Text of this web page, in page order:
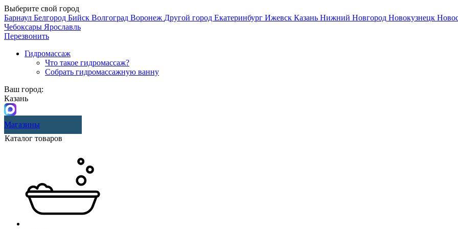
Выберите свой город
Барнаул Белгород Бийск Волгоград Воронеж Другой город Екатеринбург Ижевск Казань Нижний Новгород Новокузнецк
Чебоксары Ярославль
Перезвонить
Гидромассаж
Что такое гидромассаж?
Собрать гидромассажную ванну
Ваш город:
Казань
Магазины
Каталог товаров